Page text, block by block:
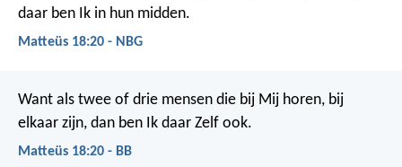
daar ben Ik in hun midden.
Matteüs 18:20 - NBG
Want als twee of drie mensen die bij Mij horen, bij
elkaar zijn, dan ben Ik daar Zelf ook.
Matteüs 18:20 - BB